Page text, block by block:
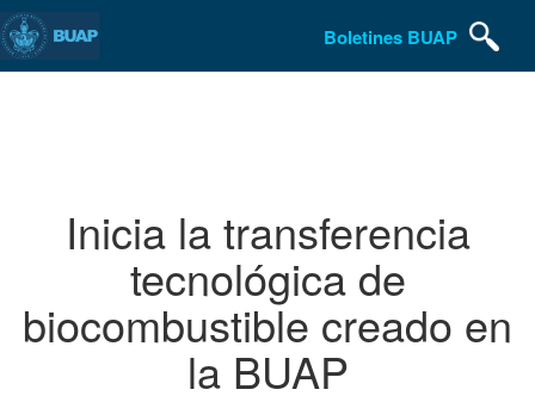
Boletines BUAP
Inicia la transferencia
tecnológica de
biocombustible creado en
la BUAP